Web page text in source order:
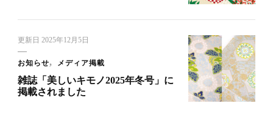
更新日 2025年12月5日
お知らせ メディア掲載
雑誌「美しいキモノ2025年冬号」に
掲載されました